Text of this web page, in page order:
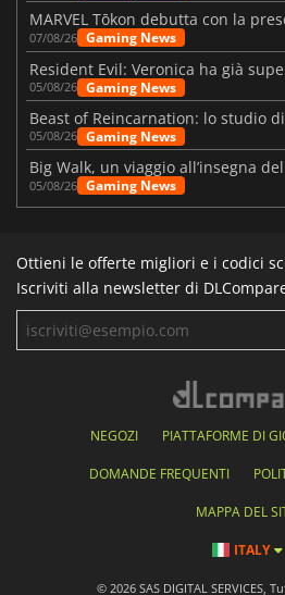
07/08/26 Gaming News
05/08/26 Gaming News
05/08/26 Gaming News
Big Walk, un viaggio all’insegna
05/08/26 Gaming News
Ottieni le offerte migliori e i codici
Iscriviti alla newsletter di
NEGOZI PIATTAFORME DI
DOMANDE FREQUENTI
MAPPA DEL
ITALY
© 2026 SAS DIGITAL SERVICES,